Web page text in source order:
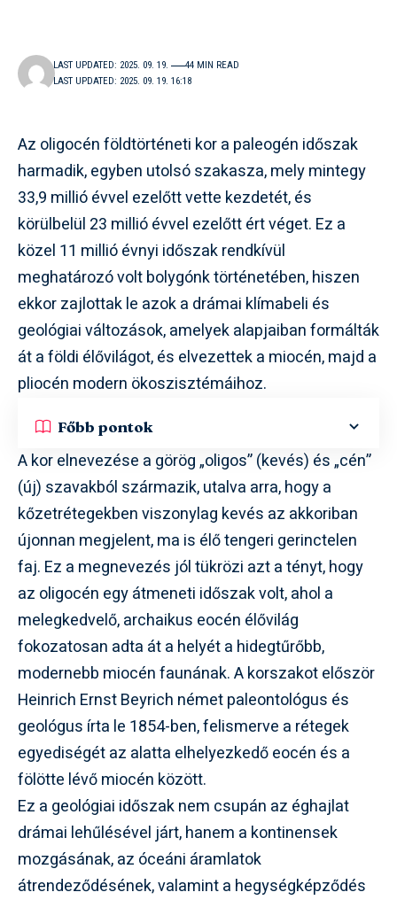
LAST UPDATED: 2025. 09. 19. 16:18
LAST UPDATED: 2025. 09. 19. 44 MIN READ
Az oligocén földtörténeti kor a paleogén időszak
harmadik, egyben utolsó szakasza, mely mintegy
33,9 millió évvel ezelőtt vette kezdetét, és
körülbelül 23 millió évvel ezelőtt ért véget. Ez a
közel 11 millió évnyi időszak rendkívül
meghatározó volt bolygónk történetében, hiszen
ekkor zajlottak le azok a drámai klímabeli és
geológiai változások, amelyek alapjaiban formálták
át a földi élővilágot, és elvezettek a miocén, majd a
pliocén modern ökoszisztémáihoz.
Főbb pontok
A kor elnevezése a görög „oligos” (kevés) és „cén”
(új) szavakból származik, utalva arra, hogy a
kőzetrétegekben viszonylag kevés az akkoriban
újonnan megjelent, ma is élő tengeri gerinctelen
faj. Ez a megnevezés jól tükrözi azt a tényt, hogy
az oligocén egy átmeneti időszak volt, ahol a
melegkedvelő, archaikus eocén élővilág
fokozatosan adta át a helyét a hidegtűrőbb,
modernebb miocén faunának. A korszakot először
Heinrich Ernst Beyrich német paleontológus és
geológus írta le 1854-ben, felismerve a rétegek
egyediségét az alatta elhelyezkedő eocén és a
fölötte lévő miocén között.
Ez a geológiai időszak nem csupán az éghajlat
drámai lehűlésével járt, hanem a kontinensek
mozgásának, az óceáni áramlatok
átrendeződésének, valamint a hegységképződés